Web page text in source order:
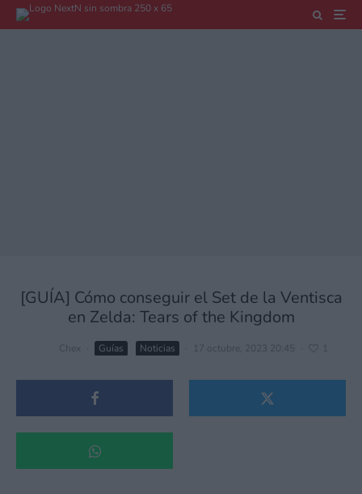
[GUÍA] Cómo conseguir el Set de la Ventisca
en Zelda: Tears of the Kingdom
Chex Guías Noticias 17 octubre, 2023 20:45 1